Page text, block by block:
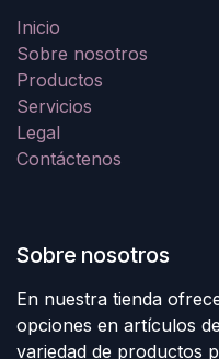
Inicio
Sobre nosotros
Productos
Servicios
Legal
Contáctenos
Sobre nosotros
En nuestra tienda
opciones en artículos
variedad de productos